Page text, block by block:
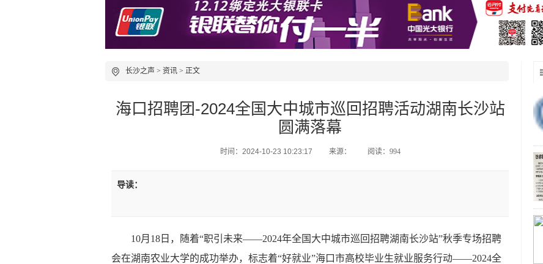
长沙之声 > 资讯 > 正文
海口招聘团-2024全国大中城市巡回招聘活动湖南长沙站
圆满落幕
时间：2024-10-23 10:23:17 来源： 阅读：994
导读：
10月18日，随着“职引未来——2024年全国大中城市巡回招聘湖南长沙站”秋季专场招聘
会在湖南农业大学的成功举办，标志着“好就业”海口市高校毕业生就业服务行动——2024全